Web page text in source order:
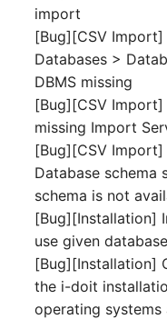
import
[Bug][CSV
Databases >
DBMS missing
[Bug][CSV
missing Import
[Bug][CSV
Database schema
schema is not
[Bug][Installation]
use given
[Bug][Installation]
the i-doit
operating systems